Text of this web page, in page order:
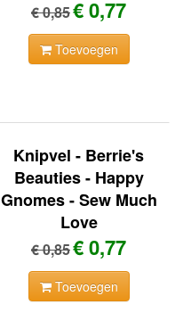
€ 0,85€ 0,77
Toevoegen
Knipvel - Berrie's
Beauties - Happy
Gnomes - Sew Much
Love
€ 0,85€ 0,77
Toevoegen